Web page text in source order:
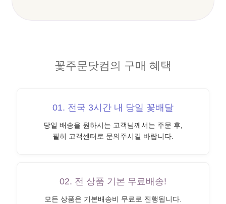
꽃주문닷컴의 구매 혜택
01. 전국 3시간 내 당일 꽃배달
당일 배송을 원하시는 고객님께서는 주문 후,
필히 고객센터로 문의주시길 바랍니다.
02. 전 상품 기본 무료배송!
모든 상품은 기본배송비 무료로 진행됩니다.